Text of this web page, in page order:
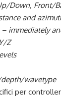
Down, Front/
and
– immediately
Z
wavetype
per